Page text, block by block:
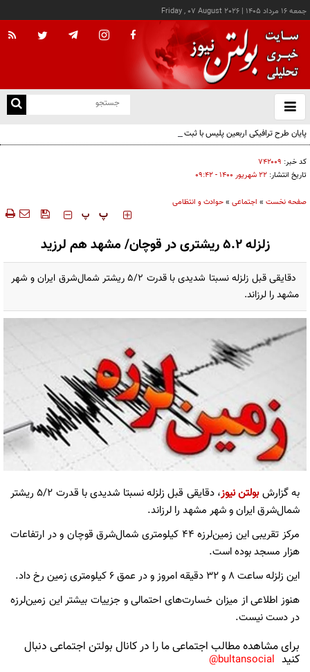
جمعه ۱۶ مرداد ۱۴۰۵ |
Friday , 07 August 2026
باز
و
پایان طرح ترافیکی اربعین پلیس با ثبت ۶۷ میلیون تردد
کد خبر: ۷۴۲۰۰۹
تاریخ انتشار: ۲۲ شهريور ۱۴۰۰ - ۰۹:۴۲
صفحه نخست » اجتماعی »حوادث و انتظامی
‍‍‍ پ پ
زلزله ۵.۲ ریشتری در قوچان/ مشهد هم لرزید
دقایقی قبل زلزله نسبتا شدیدی با قدرت ۵/۲ ریشتر‌ شمال‌شرق ایران و شهر
مشهد را لرزاند.
به گزارشبولتن نیوز
، دقایقی قبل زلزله نسبتا شدیدی با قدرت ۵/۲ ریشتر‌
شمال‌شرق ایران و شهر مشهد را لرزاند.
مرکز تقریبی این زمین‌لرزه ۴۴ کیلومتری شمال‌شرق قوچان و در ارتفاعات
هزار مسجد بوده است.
این زلزله ساعت ۸ و ۳۲ دقیقه امروز و در عمق 6 کیلومتری زمین رخ داد.
هنوز اطلاعی از میزان خسارت‌های احتمالی و جزییات بیشتر این زمین‌لرزه
در دست نیست.
برای مشاهده مطالب اجتماعی ما را در کانال بولتن اجتماعی دنبال
کنید bultansocial@